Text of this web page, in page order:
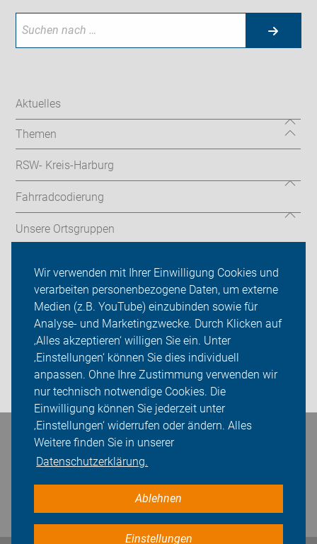
Wir verwenden mit Ihrer Einwilligung Cookies und
verarbeiten personenbezogene Daten, um externe
Medien (z.B. YouTube) einzubinden sowie für
Analyse- und Marketingzwecke. Durch Klicken auf
‚Alles akzeptieren‘ willigen Sie ein. Unter
‚Einstellungen‘ können Sie dies individuell
anpassen. Ohne Ihre Zustimmung verwenden wir
nur technisch notwendige Cookies. Die
Einwilligung können Sie jederzeit unter
‚Einstellungen‘ widerrufen oder ändern. Alles
Weitere finden Sie in unserer
Datenschutzerklärung.
Ablehnen
Einstellungen
Aktuelles
Themen
RSW- Kreis-Harburg
Fahrradcodierung
Unsere Ortsgruppen
Radfahrschule
Sei dabei
Presse
Login
Bleiben Sie in Kontakt